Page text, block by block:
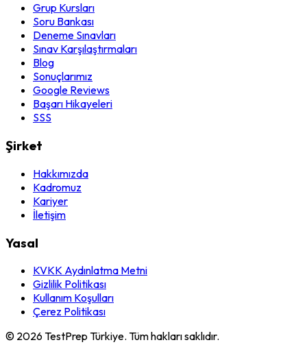
Grup Kursları
Soru Bankası
Deneme Sınavları
Sınav Karşılaştırmaları
Blog
Sonuçlarımız
Google Reviews
Başarı Hikayeleri
SSS
Şirket
Hakkımızda
Kadromuz
Kariyer
İletişim
Yasal
KVKK Aydınlatma Metni
Gizlilik Politikası
Kullanım Koşulları
Çerez Politikası
© 2026 TestPrep Türkiye. Tüm hakları saklıdır.